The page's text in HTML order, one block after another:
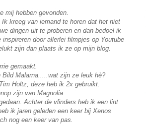
mij hebben gevonden.
kreeg van iemand te horen dat het niet
dingen uit te proberen en dan bedoel ik
door allerlei filmpjes op Youtube
zijn dan plaats ik ze op mijn blog.
gemaakt.
Malarna.....wat zijn ze leuk hè?
Holtz, deze heb ik 2x gebruikt.
zijn van Magnolia.
Achter de vlinders heb ik een lint
ik jaren geleden een keer bij Xenos
nog een keer van pas.